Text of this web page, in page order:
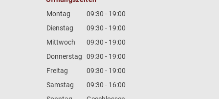
Montag
09:30 - 19:00
Dienstag
09:30 - 19:00
Mittwoch
09:30 - 19:00
Donnerstag
09:30 - 19:00
Freitag
09:30 - 19:00
Samstag
09:30 - 16:00